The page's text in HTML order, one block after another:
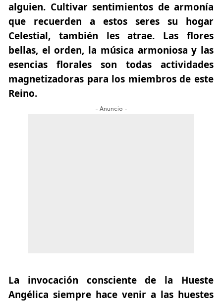
alguien. Cultivar sentimientos de armonía
que recuerden a estos seres su hogar
Celestial, también les atrae. Las flores
bellas, el orden, la música armoniosa y las
esencias florales son todas actividades
magnetizadoras para los miembros de este
Reino.
- Anuncio -
La invocación consciente de la Hueste
Angélica siempre hace venir a las huestes